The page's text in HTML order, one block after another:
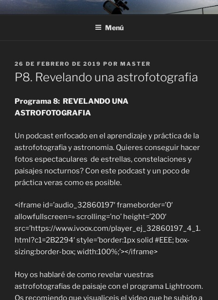
Saltar
al
ASTRONOMÍA EN EL
Observación de estrellas, constelaciones y planetas Astroturismo
Menú
PUBLICADO
EL
26 DE FEBRERO DE 2019 POR MASTER
P8. Revelando una astrofotografia
Programa 8: REVELANDO UNA
ASTROFOTOGRAFIA
Un podcast enfocado en el aprendizaje y práctica de la
astrofotografia y astronomia. Quieres conseguir hacer
fotos espectaculares de estrellas, constelaciones y
paisajes nocturnos? Con este podcast y un poco de
práctica veras como es posible.
<iframe id=’audio_32860197′ frameborder=’0′
allowfullscreen=» scrolling=’no’ height=’200′
src=’https://www.ivoox.com/player_ej_32860197_4_1.
html?c1=2B2294′ style=’border:1px solid #EEE; box-
sizing:border-box; width:100%;’></iframe>
Hoy os hablaré de como revelar vuestras
astrofotografias de paisaje con el programa Lightroom.
Os recomiendo que visualiceis el video que he subido a